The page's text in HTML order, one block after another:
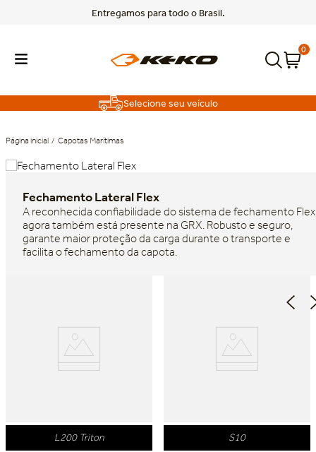
Entregamos para todo o Brasil.
0
Selecione seu veículo
Capotas Marítimas
Fechamento Lateral Flex
A reconhecida confiabilidade do sistema de fechamento Flex
agora também está presente na GRX. Robusto e seguro,
garante maior proteção da carga durante o transporte e
facilita o fechamento da capota.
L200 Triton S10
TERMOS MAIS BUSCADOS
f150
toro
rampage